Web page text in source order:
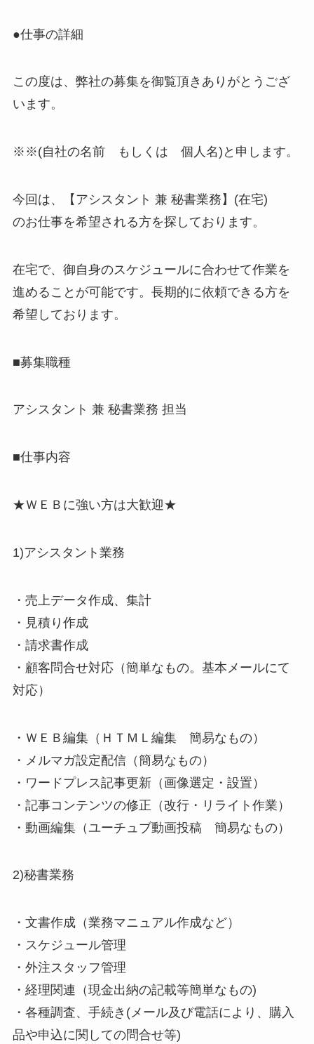
●仕事の詳細
この度は、弊社の募集を御覧頂きありがとうござ
います。
※※(自社の名前 もしくは 個人名)と申します。
今回は、【アシスタント 兼 秘書業務】(在宅)
のお仕事を希望される方を探しております。
在宅で、御自身のスケジュールに合わせて作業を
進めることが可能です。長期的に依頼できる方を
希望しております。
■募集職種
アシスタント 兼 秘書業務 担当
■仕事内容
★ＷＥＢに強い方は大歓迎★
1)アシスタント業務
・売上データ作成、集計
・見積り作成
・請求書作成
・顧客問合せ対応（簡単なもの。基本メールにて
対応）
・ＷＥＢ編集（ＨＴＭＬ編集 簡易なもの）
・メルマガ設定配信（簡易なもの）
・ワードプレス記事更新（画像選定・設置）
・記事コンテンツの修正（改行・リライト作業）
・動画編集（ユーチュブ動画投稿 簡易なもの）
2)秘書業務
・文書作成（業務マニュアル作成など）
・スケジュール管理
・外注スタッフ管理
・経理関連（現金出納の記載等簡単なもの)
・各種調査、手続き(メール及び電話により、購入
品や申込に関しての問合せ等)